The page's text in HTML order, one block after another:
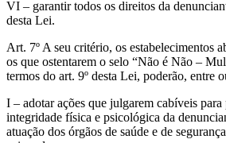
VI – garantir todos os direitos da
desta Lei.
Art. 7º A seu critério, os estabelecimentos
os que ostentarem o selo “Não é Não –
termos do art. 9º desta Lei, poderão, entre
I – adotar ações que julgarem cabíveis
integridade física e psicológica da
atuação dos órgãos de saúde e de